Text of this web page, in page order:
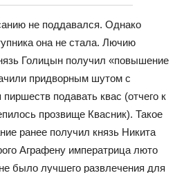
не поддавался. Однако
она не стала. Лючию
Голицын получил «повышение
придворным шутом с
подавать квас (отчего к
прозвище Квасник). Такое
ранее получил князь Никита
Аграфену императрица люто
было лучшего развлечения для